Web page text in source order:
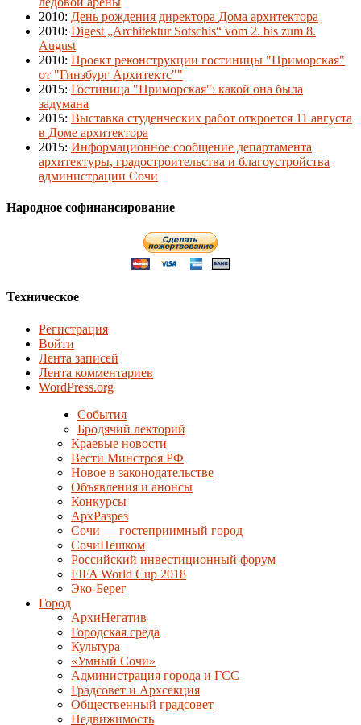
2010: День рождения директора Дома архитектора
2010: Digest „Architektur Sotschis“ vom 2. bis zum 8.
August
2010: Проект реконструкции гостиницы "Приморская"
от "Гинзбург Архитектс""
2015: Гостиница "Приморская": какой она была
задумана
2015: Выставка студенческих работ откроется 11 августа
в Доме архитектора
2015: Информационное сообщение департамента
архитектуры, градостроительства и благоустройства
администрации Сочи
Народное софинансирование
Техническое
Регистрация
Войти
Лента записей
Лента комментариев
WordPress.org
События
Бродячий лекторий
Краевые новости
Вести Минстроя РФ
Новое в законодательстве
Объявления и анонсы
Конкурсы
АрхРазрез
Сочи — гостеприимный город
СочиПешком
Российский инвестиционный форум
FIFA World Cup 2018
Эко-Берег
Город
АрхиНегатив
Городская среда
Культура
«Умный Сочи»
Администрация города и ГСС
Градсовет и Архсекция
Общественный градсовет
Недвижимость